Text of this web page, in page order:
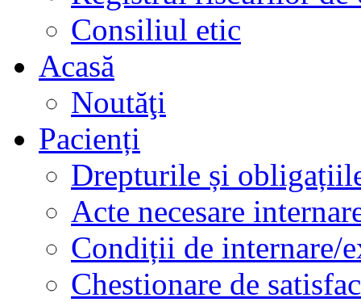
Consiliul etic
Acasă
Noutăţi
Pacienți
Drepturile și
Acte necesare
Condiții de internare/
Chestionare de